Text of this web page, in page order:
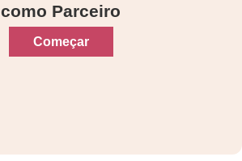
como Parceiro
Começar